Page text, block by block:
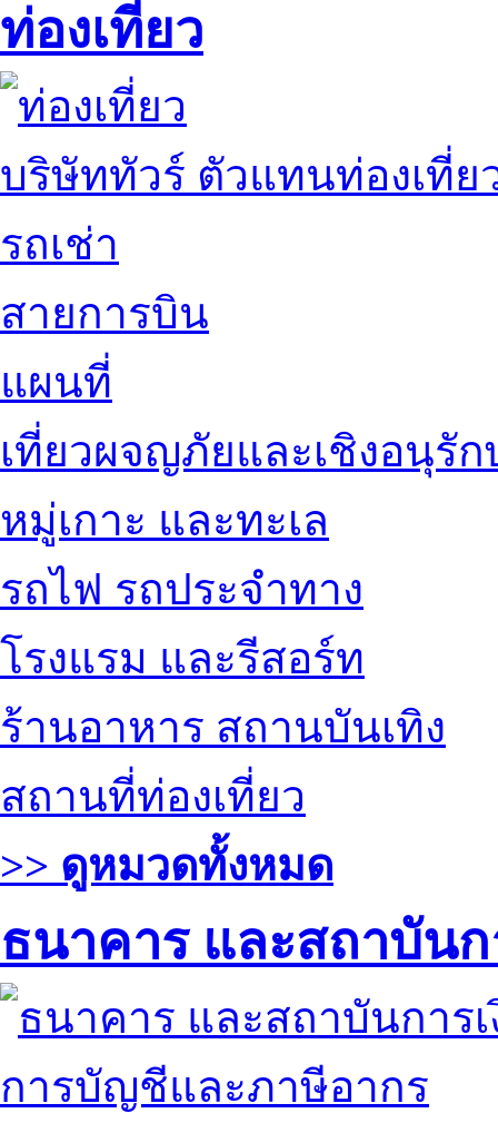
ท่องเที่ยว
บริษัททัวร์ ตัวแทนท่องเที่ย
รถเช่า
สายการบิน
แผนที่
เที่ยวผจญภัยและเชิงอนุรัก
หมู่เกาะ และทะเล
รถไฟ รถประจำทาง
โรงแรม และรีสอร์ท
ร้านอาหาร สถานบันเทิง
สถานที่ท่องเที่ยว
>> ดูหมวดทั้งหมด
ธนาคาร และสถาบันก
การบัญชีและภาษีอากร